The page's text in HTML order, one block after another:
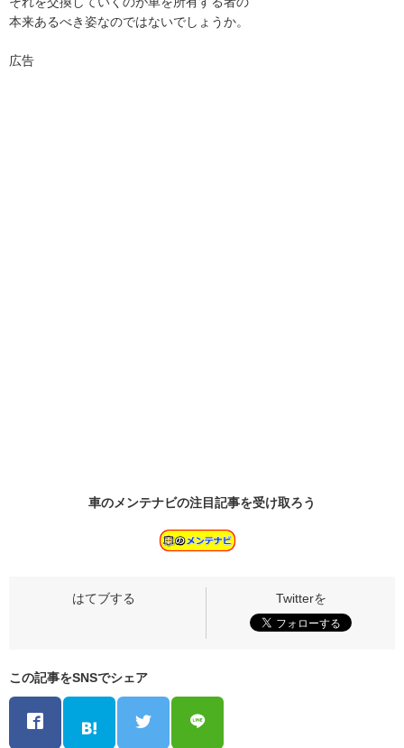
本来あるべき姿なのではないでしょうか。
広告
車のメンテナビの注目記事を受け取ろう
この記事をSNSでシェア